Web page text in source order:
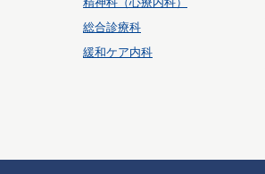
総合診療科
緩和ケア内科